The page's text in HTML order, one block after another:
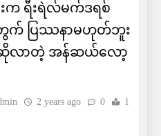
းက ရီးရဲလ်မက်ဒရစ်
က် ပြဿနာမဟုတ်ဘူး
လာတဲ့ အန်ဆယ်လော့
2 years ago 0
1